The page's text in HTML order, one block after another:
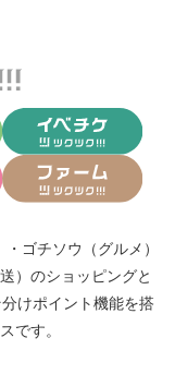
・ ゴチソウ（グルメ）
） のショッピングと
けポイント機能を搭
です。